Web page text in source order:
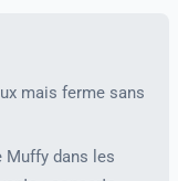
mais ferme sans
dans les